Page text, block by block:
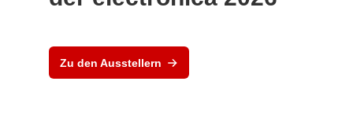
Zu den Ausstellern